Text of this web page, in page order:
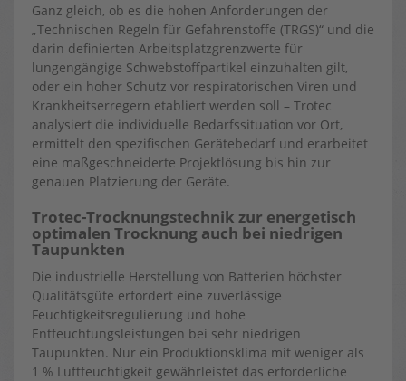
Ganz gleich, ob es die hohen Anforderungen der
„Technischen Regeln für Gefahrenstoffe (TRGS)“ und die
darin definierten Arbeitsplatzgrenzwerte für
lungengängige Schwebstoffpartikel einzuhalten gilt,
oder ein hoher Schutz vor respiratorischen Viren und
Krankheitserregern etabliert werden soll – Trotec
analysiert die individuelle Bedarfssituation vor Ort,
ermittelt den spezifischen Gerätebedarf und erarbeitet
eine maßgeschneiderte Projektlösung bis hin zur
genauen Platzierung der Geräte.
Trotec-Trocknungstechnik zur energetisch
optimalen Trocknung auch bei niedrigen
Taupunkten
Die industrielle Herstellung von Batterien höchster
Qualitätsgüte erfordert eine zuverlässige
Feuchtigkeitsregulierung und hohe
Entfeuchtungsleistungen bei sehr niedrigen
Taupunkten. Nur ein Produktionsklima mit weniger als
1 % Luftfeuchtigkeit gewährleistet das erforderliche